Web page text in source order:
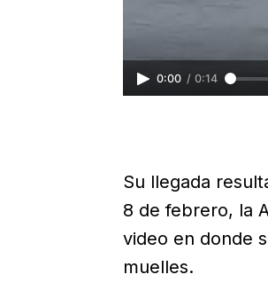
0:00 / 0:14
Su llegada
8 de febrero, la
video en donde
muelles.